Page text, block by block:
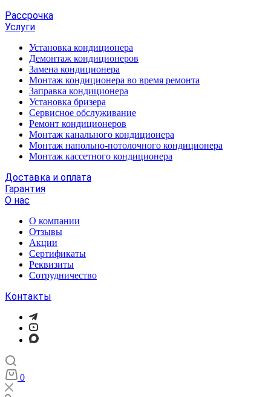
Рассрочка
Услуги
Установка кондиционера
Демонтаж кондиционеров
Замена кондиционера
Монтаж кондиционера во время ремонта
Заправка кондиционера
Установка бризера
Сервисное обслуживание
Ремонт кондиционеров
Монтаж канального кондиционера
Монтаж напольно-потолочного кондиционера
Монтаж кассетного кондиционера
Доставка и оплата
Гарантия
О нас
О компании
Отзывы
Акции
Cертификаты
Реквизиты
Сотрудничество
Контакты
0